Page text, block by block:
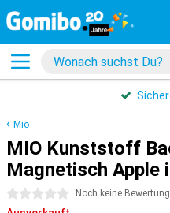
Mio
MIO Kunststoff
Magnetisch Apple
0 Sterne Noch keine